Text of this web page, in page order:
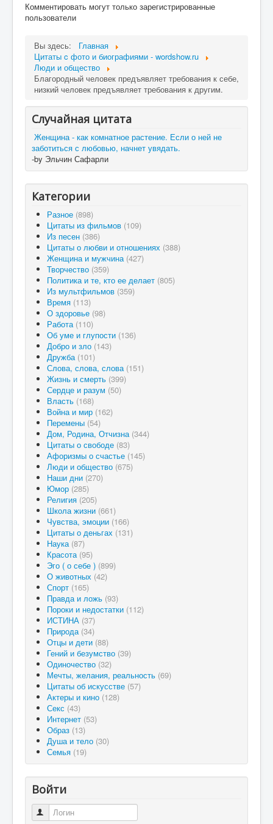
Комментировать могут только зарегистрированные
пользователи
Вы здесь:
Главная
Цитаты c фото и биографиями - wordshow.ru
Люди и общество
Благородный человек предъявляет требования к себе,
низкий человек предъявляет требования к другим.
Случайная цитата
Женщина - как комнатное растение. Если о ней не
заботиться с любовью, начнет увядать.
-by Эльчин Сафарли
Категории
Разное (898)
Цитаты из фильмов (109)
Из песен (386)
Цитаты о любви и отношениях (388)
Женщина и мужчина (427)
Творчество (359)
Политика и те, кто ее делает (805)
Из мультфильмов (359)
Время (113)
О здоровье (98)
Работа (110)
Об уме и глупости (136)
Добро и зло (143)
Дружба (101)
Слова, слова, слова (151)
Жизнь и смерть (399)
Сердце и разум (50)
Власть (168)
Война и мир (162)
Перемены (54)
Дом, Родина, Отчизна (344)
Цитаты о свободе (83)
Афоризмы о счастье (145)
Люди и общество (675)
Наши дни (270)
Юмор (285)
Религия (205)
Школа жизни (661)
Чувства, эмоции (166)
Цитаты о деньгах (131)
Наука (87)
Красота (95)
Эго ( о себе ) (899)
О животных (42)
Спорт (165)
Правда и ложь (93)
Пороки и недостатки (112)
ИСТИНА (37)
Природа (34)
Отцы и дети (88)
Гений и безумство (39)
Одиночество (32)
Мечты, желания, реальность (69)
Цитаты об искусстве (57)
Актеры и кино (128)
Секс (43)
Интернет (53)
Образ (13)
Душа и тело (30)
Семья (19)
Войти
Логин